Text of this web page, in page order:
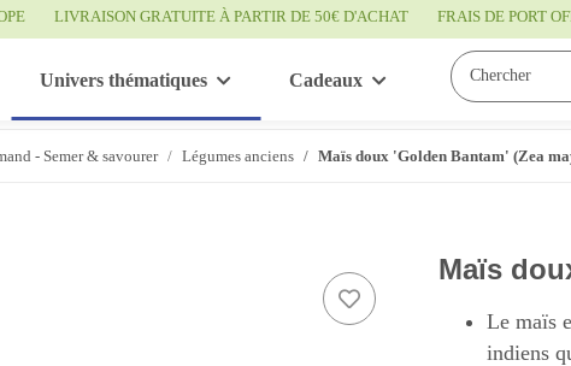
LIVRAISON GRATUITE À PARTIR DE 50€ D'ACHAT FRAIS DE PORT
Univers thématiques Cadeaux Bon à savoir
- Semer & savourer Légumes anciens Maïs doux 'Golden Bantam' (Zea
Maïs
Le maïs
indiens